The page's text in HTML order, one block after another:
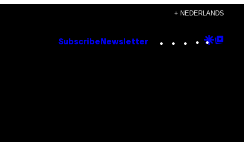
+ NEDERLANDS
Subscribe Newsletter Instagram
TikTok
YouTube
Google